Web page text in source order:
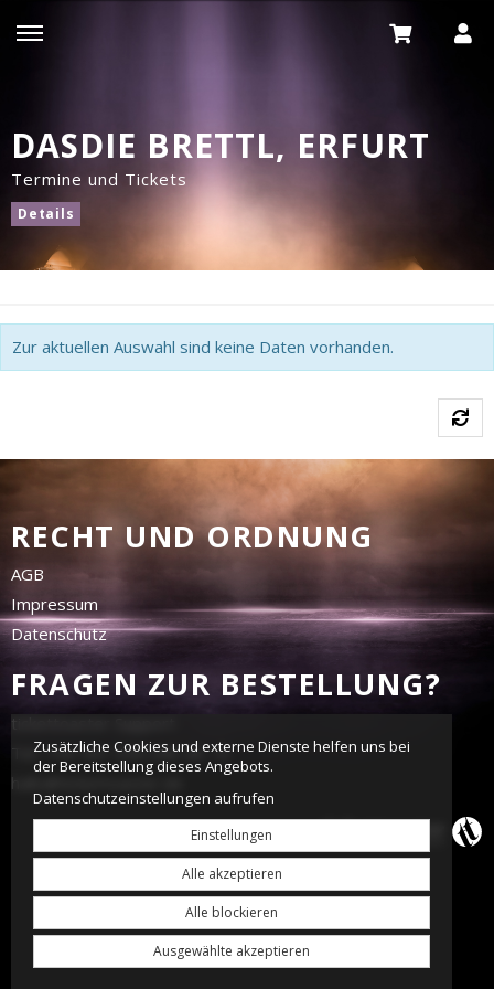
DASDIE BRETTL, ERFURT
Termine und Tickets
Details
Zur aktuellen Auswahl sind keine Daten vorhanden.
RECHT UND ORDNUNG
AGB
Impressum
Datenschutz
FRAGEN ZUR BESTELLUNG?
tickettoaster Support
Tel.: +49 561 350 296 28 - 0
hallo@tickettoaster.de
Zusätzliche Cookies und externe Dienste helfen uns bei
der Bereitstellung dieses Angebots.
Datenschutzeinstellungen aufrufen
Einstellungen
Alle akzeptieren
Alle blockieren
Ausgewählte akzeptieren